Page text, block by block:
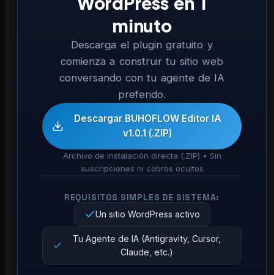
minuto
Descarga el plugin gratuito y
comienza a construir tu sitio web
conversando con tu agente de IA
preferido.
Descargar BUHOFLOW Editor IA
v1.0.1 (.ZIP)
Archivo de instalación directa (.ZIP) • Sin
suscripciones ni cobros ocultos
REQUISITOS SIMPLES DE SISTEMA:
Un sitio WordPress activo
Tu Agente de IA (Antigravity, Cursor,
Claude, etc.)